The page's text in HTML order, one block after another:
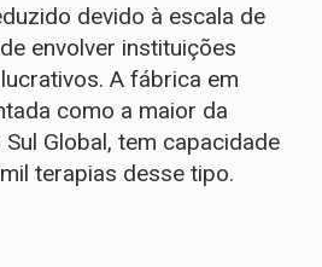
devido à escala de
envolver instituições
A fábrica em
como a maior da
Global, tem capacidade
terapias desse tipo.